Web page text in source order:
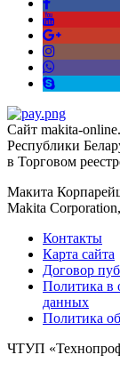
Сайт makita-
Республики
в Торговом
Макита
Makita
Контакты
Карта сайта
Договор
Политика в
данных
Политика
ЧТУП